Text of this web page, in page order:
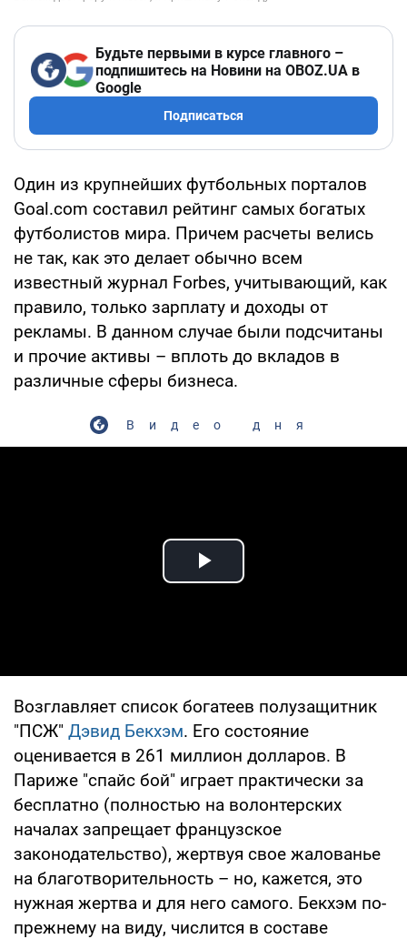
Будьте первыми в курсе главного –
подпишитесь на Новини на OBOZ.UA в
Google
Подписаться
Один из крупнейших футбольных порталов
Goal.com составил рейтинг самых богатых
футболистов мира. Причем расчеты велись
не так, как это делает обычно всем
известный журнал Forbes, учитывающий, как
правило, только зарплату и доходы от
рекламы. В данном случае были подсчитаны
и прочие активы – вплоть до вкладов в
различные сферы бизнеса.
Видео дня
Play Video
Возглавляет список богатеев полузащитник
"ПСЖ" Дэвид Бекхэм. Его состояние
оценивается в 261 миллион долларов. В
Париже "спайс бой" играет практически за
бесплатно (полностью на волонтерских
началах запрещает французское
законодательство), жертвуя свое жалованье
на благотворительность – но, кажется, это
нужная жертва и для него самого. Бекхэм по-
прежнему на виду, числится в составе